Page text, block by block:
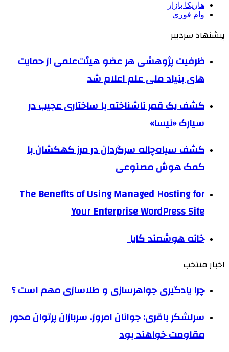
هاریکا بازار
وام فوری
پیشنهاد سردبیر
ظرفیت پژوهشی هر عضو هیئت‌علمی از حمایت
های بنیاد ملی علم اعلام شد
کشف یک قمر ناشناخته با ساختاری عجیب در
سیارک «نیسا»
کشف سیاه‌چاله سرگردان در مرز کهکشان با
کمک هوش مصنوعی
The Benefits of Using Managed Hosting for
Your Enterprise WordPress Site
خانه هوشمند کایا
اخبار منتخب
چرا یادگیری جواهرسازی و طلاسازی مهم است ؟
سرلشکر باقری: جوانان امروز، سربازان پرتوان محور
مقاومت خواهند بود